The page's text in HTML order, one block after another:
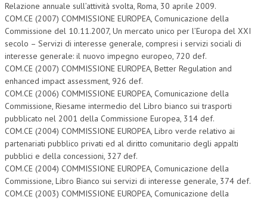
Relazione annuale sull’attività svolta, Roma, 30 aprile 2009.
COM.CE (2007) COMMISSIONE EUROPEA, Comunicazione della
Commissione del 10.11.2007, Un mercato unico per l’Europa del XXI
secolo – Servizi di interesse generale, compresi i servizi sociali di
interesse generale: il nuovo impegno europeo, 720 def.
COM.CE (2007) COMMISSIONE EUROPEA, Better Regulation and
enhanced impact assessment, 926 def.
COM.CE (2006) COMMISSIONE EUROPEA, Comunicazione della
Commissione, Riesame intermedio del Libro bianco sui trasporti
pubblicato nel 2001 della Commissione Europea, 314 def.
COM.CE (2004) COMMISSIONE EUROPEA, Libro verde relativo ai
partenariati pubblico privati ed al diritto comunitario degli appalti
pubblici e della concessioni, 327 def.
COM.CE (2004) COMMISSIONE EUROPEA, Comunicazione della
Commissione, Libro Bianco sui servizi di interesse generale, 374 def.
COM.CE (2003) COMMISSIONE EUROPEA, Comunicazione della